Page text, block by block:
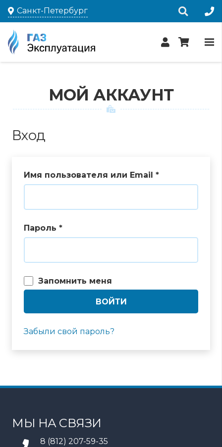
Санкт-Петербург
МОЙ АККАУНТ
Вход
Имя пользователя или Email *
Пароль *
Alternative:
Запомнить меня
ВОЙТИ
Забыли свой пароль?
МЫ НА СВЯЗИ
8 (812) 207-59-35